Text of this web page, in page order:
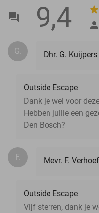
9,4
G. Dhr. G. Kuijpers
Outside Escape
Dank je wel voor
Hebben jullie een
Den Bosch?
F. Mevr. F. Verhoef
Outside Escape
Vijf sterren, dank je